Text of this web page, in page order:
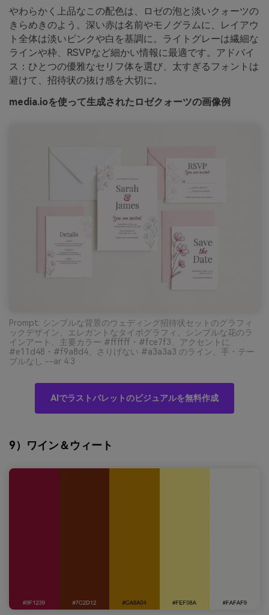
やわらかく上品なこの配色は、ロゼの泡と淡いクォーツの
きらめきのよう。深い赤は名前やモノグラムに、レイアウ
ト全体は淡いピンクや白を基調に。ライトグレーは繊細な
ラインや枠、RSVPなど細かい情報に最適です。アドバイ
ス：ひとつの優雅なセリフ体を選び、太すぎるフォントは
避けて、招待状の抜け感を大切に。
media.ioを使って生成されたロゼクォーツの画像例
Prompt: シンプルな背景のウェディング招待状セットのグラフィ
ックデザイン、エレガントなタイポグラフィ、シンプルな花のラ
インアート、主要カラー #ffffff・#fce7f3、アクセントに
#e11d48・#f9a8d4、さりげない #a3a3a3 のライン、手・テー
ブルなし --ar 4:3
AIでラストパレットのビジュアルを無料作成
9）ワイン＆ウィート